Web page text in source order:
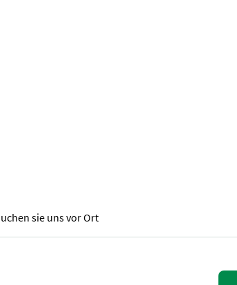
sie uns vor Ort
250cm - Dreipunktanbau Kat I & Kat II -